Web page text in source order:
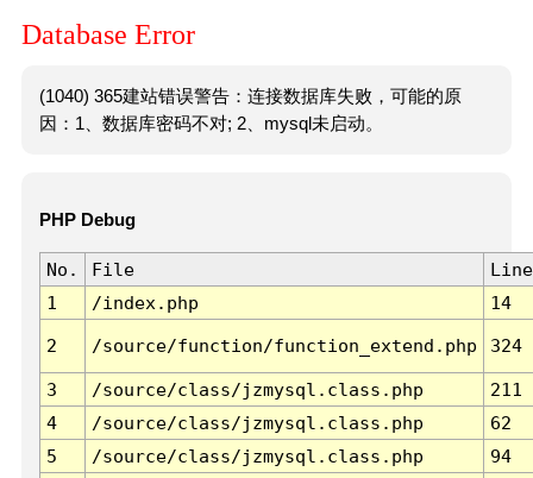
Database Error
(1040) 365建站错误警告：连接数据库失败，可能的原
因：1、数据库密码不对; 2、mysql未启动。
PHP Debug
No. File
Line
1
/index.php 14
2 /source/function/function_extend.php 324
3 /source/class/jzmysql.class.php
211
4
/source/class/jzmysql.class.php
62
5
/source/class/jzmysql.class.php
94